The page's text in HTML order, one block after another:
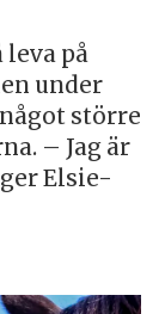
leva på
under
större
– Jag är
Elsie-